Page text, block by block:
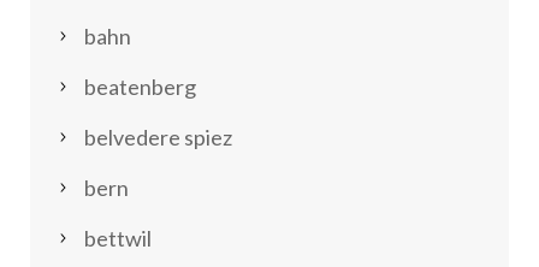
bahn
beatenberg
belvedere spiez
bern
bettwil